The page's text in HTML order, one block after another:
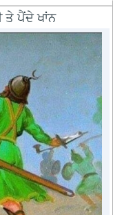
ਤੇ ਪੈਂਦੇ ਖਾਂਨ